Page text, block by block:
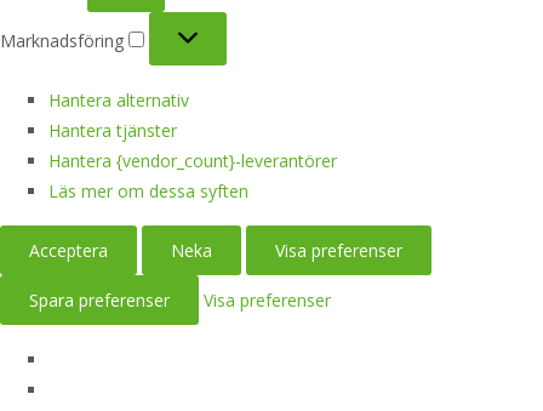
Marknadsföring
Hantera alternativ
Hantera tjänster
Hantera {vendor_count}-leverantörer
Läs mer om dessa syften
Acceptera Neka Visa preferenser
Spara preferenser Visa preferenser